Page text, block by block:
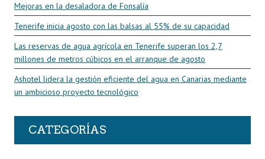
Mejoras en la desaladora de Fonsalía
Tenerife inicia agosto con las balsas al 55% de su capacidad
Las reservas de agua agrícola en Tenerife superan los 2,7
millones de metros cúbicos en el arranque de agosto
Ashotel lidera la gestión eficiente del agua en Canarias mediante
un ambicioso proyecto tecnológico
CATEGORÍAS